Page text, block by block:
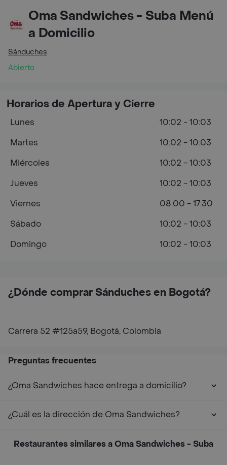
Oma Sandwiches - Suba Menú
a Domicilio
Sánduches
Abierto
¿Dónde comprar Sánduches en Bogotá?
Carrera 52 #125a59, Bogotá, Colombia
Horarios de Apertura y Cierre
Lunes
10:02 - 10:03
Martes
10:02 - 10:03
Miércoles
10:02 - 10:03
Jueves
10:02 - 10:03
Viernes
08:00 - 17:30
Sábado
10:02 - 10:03
Domingo
10:02 - 10:03
Preguntas frecuentes
¿Oma Sandwiches hace entrega a domicilio?
¿Cuál es la dirección de Oma Sandwiches?
Restaurantes similares a Oma Sandwiches - Suba